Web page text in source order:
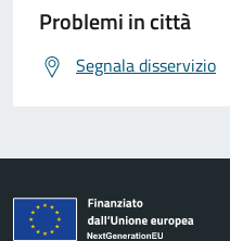
Problemi in città
Segnala disservizio